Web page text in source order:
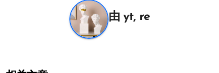
由yt, re